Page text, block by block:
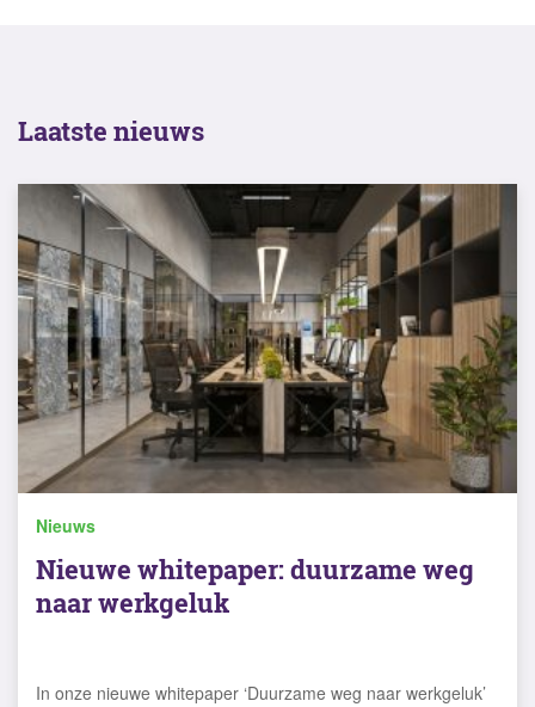
Laatste nieuws
Nieuws
Nieuwe whitepaper: duurzame weg
naar werkgeluk
In onze nieuwe whitepaper ‘Duurzame weg naar werkgeluk’